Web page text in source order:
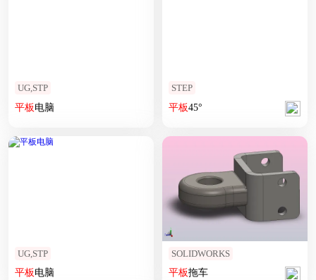
UG,STP
平板电脑
STEP
平板45°
UG,STP
平板电脑
SOLIDWORKS
平板拖车